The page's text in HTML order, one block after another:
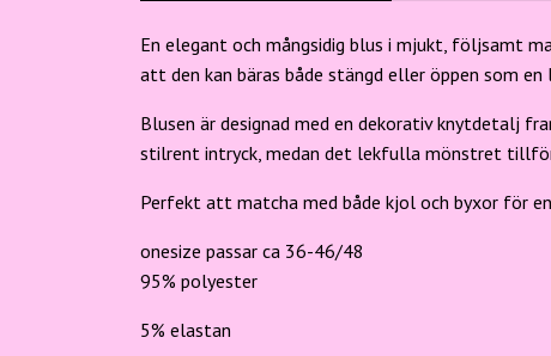
En elegant och mångsidig blus i mjukt, följsamt
att den kan bäras både stängd eller öppen som
Blusen är designad med en dekorativ knytdetalj
stilrent intryck, medan det lekfulla mönstret
Perfekt att matcha med både kjol och byxor för
onesize passar ca 36-46/48
95% polyester
5% elastan